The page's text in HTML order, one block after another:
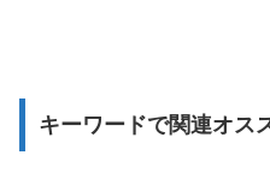
キーワードで関連オス